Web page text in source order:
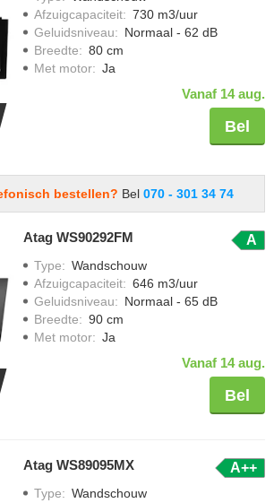
Afzuigcapaciteit: 730 m3/uur
Geluidsniveau: Normaal - 62 dB
Breedte: 80 cm
Met motor: Ja
Vanaf 14 aug.
Bel
bestellen? Bel 070 - 301 34 74
Atag WS90292FM A
Type: Wandschouw
Afzuigcapaciteit: 646 m3/uur
Geluidsniveau: Normaal - 65 dB
Breedte: 90 cm
Met motor: Ja
Vanaf 14 aug.
Bel
Atag WS89095MX A++
Type: Wandschouw